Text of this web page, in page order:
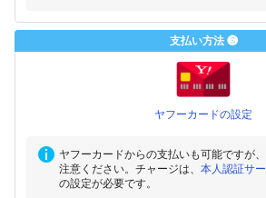
支払い方法 ❸
ヤフーカードの設定
ヤフーカードからの支払いも可能ですが、
注意ください。チャージは、 本人認証サ
の設定が必要です。